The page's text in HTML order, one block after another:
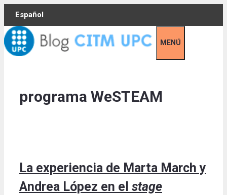
Skip
content
Español
MENÚ
programa WeSTEAM
La experiencia de Marta March y
Andrea López en el stage